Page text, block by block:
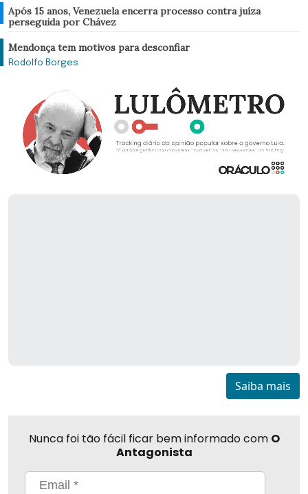
Mundo
Após 15 anos, Venezuela encerra processo contra juíza
perseguida por Chávez
Análise
Mendonça tem motivos para desconfiar
Rodolfo Borges
Saiba mais
Nunca foi tão fácil ficar bem informado com O
Antagonista